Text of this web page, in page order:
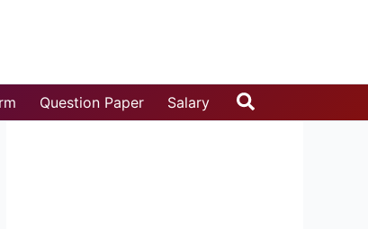
Question Paper Salary Search